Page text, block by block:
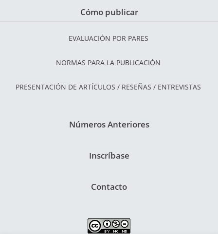
Cómo publicar
EVALUACIÓN POR PARES
NORMAS PARA LA PUBLICACIÓN
PRESENTACIÓN DE ARTÍCULOS / RESEÑAS / ENTREVISTAS
Números Anteriores
Inscríbase
Contacto